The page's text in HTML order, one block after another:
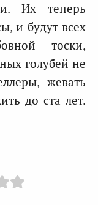
Их теперь
и будут всех
тоски,
голубей не
жевать
до ста лет.